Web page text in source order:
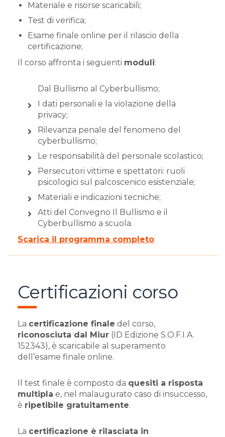
Materiale e risorse scaricabili;
Test di verifica;
Esame finale online per il rilascio della
certificazione;
Il corso affronta i seguenti moduli:
Dal Bullismo al Cyberbullismo;
I dati personali e la violazione della
privacy;
Rilevanza penale del fenomeno del
cyberbullismo;
Le responsabilità del personale scolastico;
Persecutori vittime e spettatori: ruoli
psicologici sul palcoscenico esistenziale;
Materiali e indicazioni tecniche;
Atti del Convegno Il Bullismo e il
Cyberbullismo a scuola.
Scarica il programma completo
Certificazioni corso
La certificazione finale del corso,
riconosciuta dal Miur (ID Edizione S.O.F.I.A.
152343), è scaricabile al superamento
dell’esame finale online.
Il test finale è composto da quesiti a risposta
multipla e, nel malaugurato caso di insuccesso,
è ripetibile gratuitamente.
La certificazione è rilasciata in